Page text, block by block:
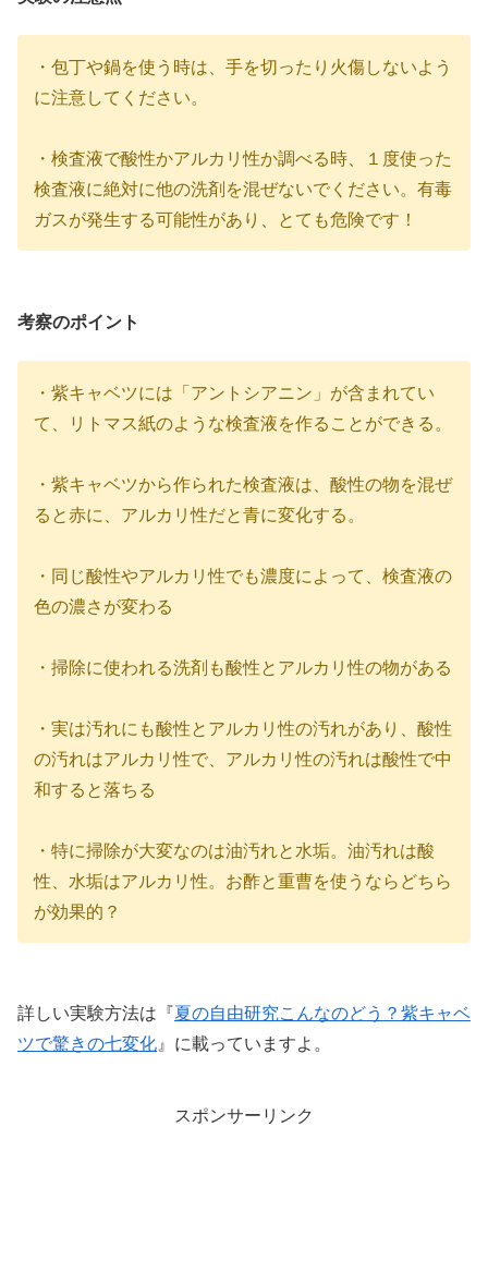
・包丁や鍋を使う時は、手を切ったり火傷しないよう
に注意してください。
・検査液で酸性かアルカリ性か調べる時、１度使った
検査液に絶対に他の洗剤を混ぜないでください。有毒
ガスが発生する可能性があり、とても危険です！
考察のポイント
・紫キャベツには「アントシアニン」が含まれてい
て、リトマス紙のような検査液を作ることができる。
・紫キャベツから作られた検査液は、酸性の物を混ぜ
ると赤に、アルカリ性だと青に変化する。
・同じ酸性やアルカリ性でも濃度によって、検査液の
色の濃さが変わる
・掃除に使われる洗剤も酸性とアルカリ性の物がある
・実は汚れにも酸性とアルカリ性の汚れがあり、酸性
の汚れはアルカリ性で、アルカリ性の汚れは酸性で中
和すると落ちる
・特に掃除が大変なのは油汚れと水垢。油汚れは酸
性、水垢はアルカリ性。お酢と重曹を使うならどちら
が効果的？
詳しい実験方法は『夏の自由研究こんなのどう？紫キャベ
ツで驚きの七変化』に載っていますよ。
スポンサーリンク